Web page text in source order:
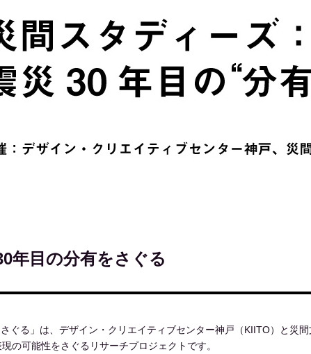
年目の分有をさぐる
さぐる」は、デザイン・クリエイティブセンター神戸（KIITO）と災
の可能性をさぐるリサーチプロジェクトです。